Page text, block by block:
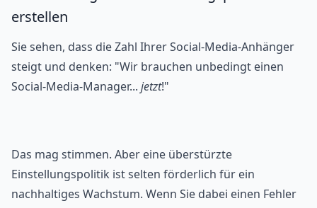
erstellen
Sie sehen, dass die Zahl Ihrer Social-Media-Anhänger
steigt und denken: "Wir brauchen unbedingt einen
Social-Media-Manager... jetzt!"
Das mag stimmen. Aber eine überstürzte
Einstellungspolitik ist selten förderlich für ein
nachhaltiges Wachstum. Wenn Sie dabei einen Fehler